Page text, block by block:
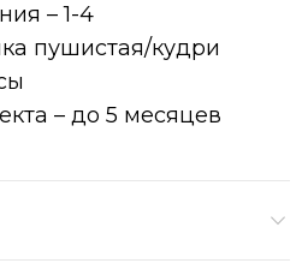
– 1-4
пушистая/кудри
– до 5 месяцев